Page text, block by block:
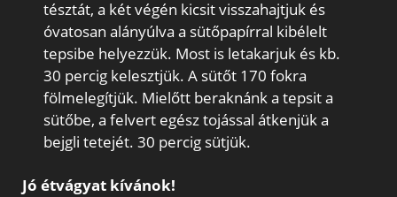
tésztát, a két végén kicsit visszahajtjuk és
óvatosan alányúlva a sütőpapírral kibélelt
tepsibe helyezzük. Most is letakarjuk és kb.
30 percig kelesztjük. A sütőt 170 fokra
fölmelegítjük. Mielőtt beraknánk a tepsit a
sütőbe, a felvert egész tojással átkenjük a
bejgli tetejét. 30 percig sütjük.
Jó étvágyat kívánok!